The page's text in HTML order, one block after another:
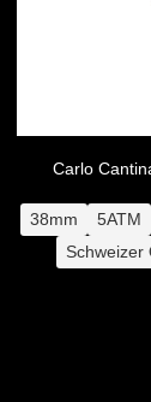
Carlo
38mm 5ATM
Schweizer